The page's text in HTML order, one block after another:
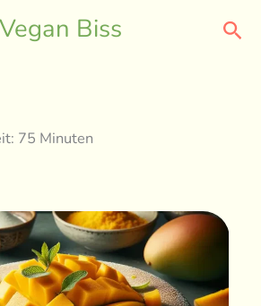
Vegan Biss
75 Minuten